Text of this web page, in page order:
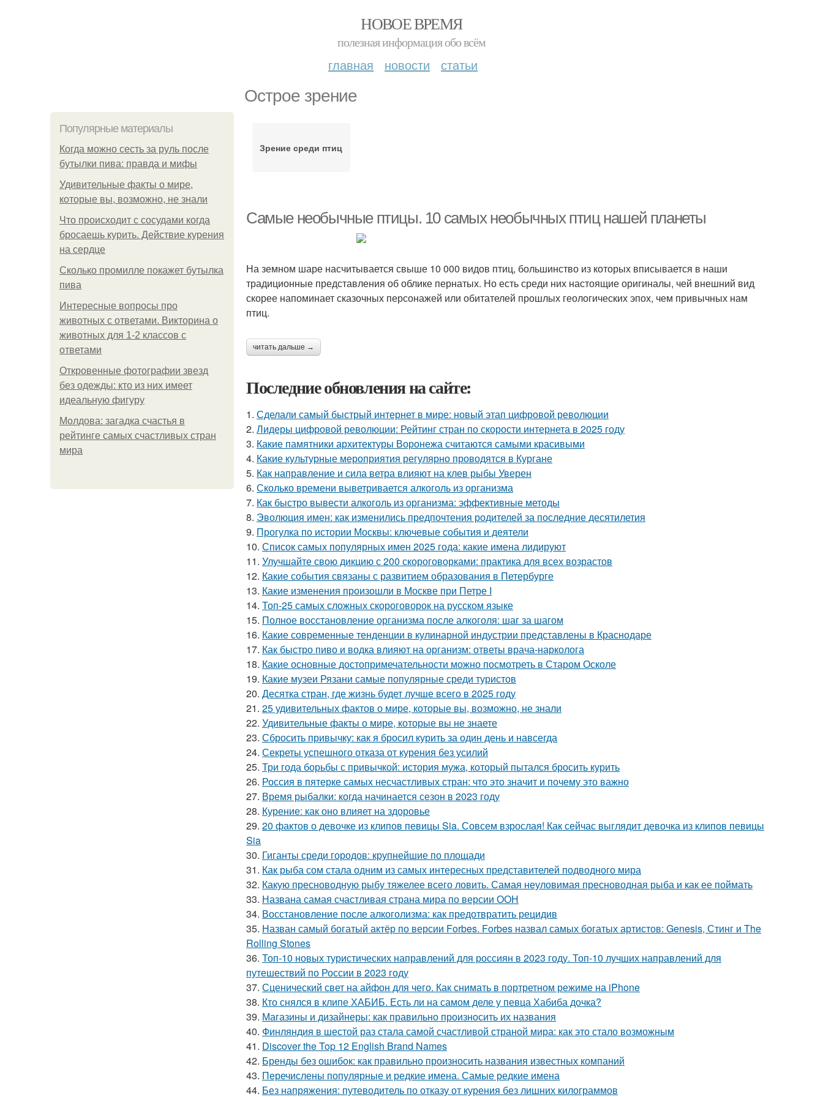
НОВОЕ ВРЕМЯ
полезная информация обо всём
главная новости статьи
Острое зрение
Популярные материалы
Когда можно сесть за руль после
бутылки пива: правда и мифы
Удивительные факты о мире,
которые вы, возможно, не знали
Что происходит с сосудами когда
бросаешь курить. Действие курения
на сердце
Сколько промилле покажет бутылка
пива
Интересные вопросы про
животных с ответами. Викторина о
животных для 1-2 классов с
ответами
Откровенные фотографии звезд
без одежды: кто из них имеет
идеальную фигуру
Молдова: загадка счастья в
рейтинге самых счастливых стран
мира
Зрение среди птиц
Самые необычные птицы. 10 самых необычных птиц нашей планеты
На земном шаре насчитывается свыше 10 000 видов птиц, большинство из которых вписывается в наши
традиционные представления об облике пернатых. Но есть среди них настоящие оригиналы, чей внешний вид
скорее напоминает сказочных персонажей или обитателей прошлых геологических эпох, чем привычных нам
птиц.
читать дальше →
Последние обновления на сайте:
1. Сделали самый быстрый интернет в мире: новый этап цифровой революции
2. Лидеры цифровой революции: Рейтинг стран по скорости интернета в 2025 году
3. Какие памятники архитектуры Воронежа считаются самыми красивыми
4. Какие культурные мероприятия регулярно проводятся в Кургане
5. Как направление и сила ветра влияют на клев рыбы Уверен
6. Сколько времени выветривается алкоголь из организма
7. Как быстро вывести алкоголь из организма: эффективные методы
8. Эволюция имен: как изменились предпочтения родителей за последние десятилетия
9. Прогулка по истории Москвы: ключевые события и деятели
10. Список самых популярных имен 2025 года: какие имена лидируют
11. Улучшайте свою дикцию с 200 скороговорками: практика для всех возрастов
12. Какие события связаны с развитием образования в Петербурге
13. Какие изменения произошли в Москве при Петре I
14. Топ-25 самых сложных скороговорок на русском языке
15. Полное восстановление организма после алкоголя: шаг за шагом
16. Какие современные тенденции в кулинарной индустрии представлены в Краснодаре
17. Как быстро пиво и водка влияют на организм: ответы врача-нарколога
18. Какие основные достопримечательности можно посмотреть в Старом Осколе
19. Какие музеи Рязани самые популярные среди туристов
20. Десятка стран, где жизнь будет лучше всего в 2025 году
21. 25 удивительных фактов о мире, которые вы, возможно, не знали
22. Удивительные факты о мире, которые вы не знаете
23. Сбросить привычку: как я бросил курить за один день и навсегда
24. Секреты успешного отказа от курения без усилий
25. Три года борьбы с привычкой: история мужа, который пытался бросить курить
26. Россия в пятерке самых несчастливых стран: что это значит и почему это важно
27. Время рыбалки: когда начинается сезон в 2023 году
28. Курение: как оно влияет на здоровье
29. 20 фактов о девочке из клипов певицы Sia. Совсем взрослая! Как сейчас выглядит девочка из клипов певицы
Sia
30. Гиганты среди городов: крупнейшие по площади
31. Как рыба сом стала одним из самых интересных представителей подводного мира
32. Какую пресноводную рыбу тяжелее всего ловить. Самая неуловимая пресноводная рыба и как ее поймать
33. Названа самая счастливая страна мира по версии ООН
34. Восстановление после алкоголизма: как предотвратить рецидив
35. Назван самый богатый актёр по версии Forbes. Forbes назвал самых богатых артистов: Genesis, Стинг и The
Rolling Stones
36. Топ-10 новых туристических направлений для россиян в 2023 году. Топ-10 лучших направлений для
путешествий по России в 2023 году
37. Сценический свет на айфон для чего. Как снимать в портретном режиме на iPhone
38. Кто снялся в клипе ХАБИБ. Есть ли на самом деле у певца Хабиба дочка?
39. Магазины и дизайнеры: как правильно произносить их названия
40. Финляндия в шестой раз стала самой счастливой страной мира: как это стало возможным
41. Discover the Top 12 English Brand Names
42. Бренды без ошибок: как правильно произносить названия известных компаний
43. Перечислены популярные и редкие имена. Самые редкие имена
44. Без напряжения: путеводитель по отказу от курения без лишних килограммов